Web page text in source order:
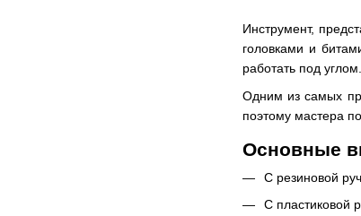
Инструмент,
головками и
работать под углом.
Одним из самых
поэтому мастера
Основные
С резиновой
С пластиковой